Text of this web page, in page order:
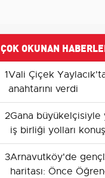
ÇOK OKUNAN
1Vali Çiçek
anahtarını verdi
2Gana
iş birliği yolları
3Arnavutköy'de
haritası: Önce